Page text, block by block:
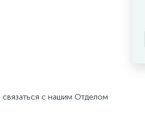
с нашим Отделом